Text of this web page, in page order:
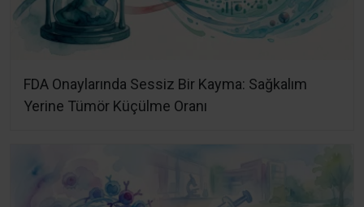
FDA Onaylarında Sessiz Bir Kayma: Sağkalım
Yerine Tümör Küçülme Oranı